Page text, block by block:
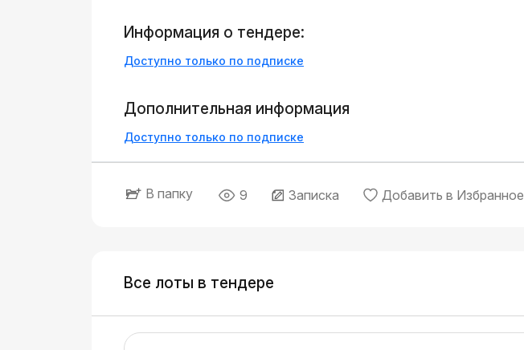
Информация о тендере:
Доступно только по подписке
Дополнительная информация
Доступно только по подписке
В папку 9 Записка Добавить в Избранное
Все лоты в тендере